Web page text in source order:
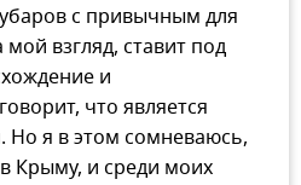
с привычным для
взгляд, ставит под
и
что является
Но я в этом сомневаюсь,
Крыму, и среди моих